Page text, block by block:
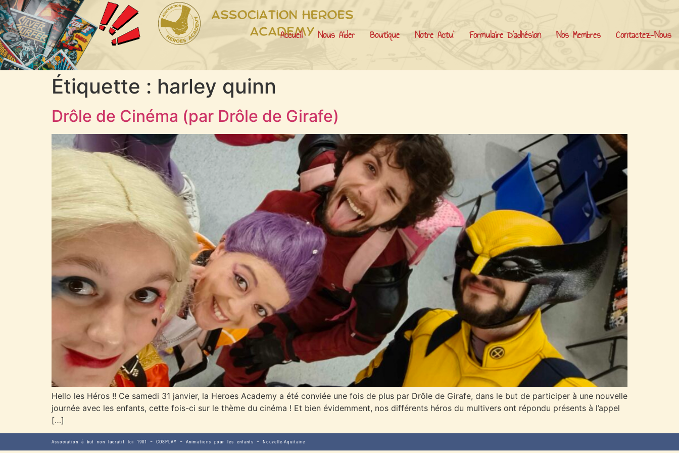
Accueil Nous Aider Boutique Notre Actu’ Formulaire D’adhésion Nos Membres Contactez-Nous
Étiquette : harley quinn
Drôle de Cinéma (par Drôle de Girafe)
Hello les Héros !! Ce samedi 31 janvier, la Heroes Academy a été conviée une fois de plus par Drôle de Girafe, dans le but de participer à une nouvelle
journée avec les enfants, cette fois-ci sur le thème du cinéma ! Et bien évidemment, nos différents héros du multivers ont répondu présents à l’appel
[…]
Association à but non lucratif loi 1901 – COSPLAY – Animations pour les enfants – Nouvelle-Aquitaine